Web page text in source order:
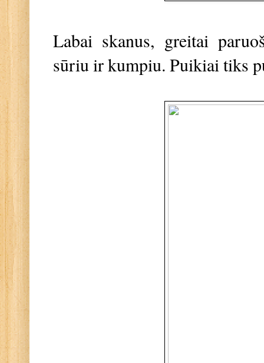
Labai skanus, greitai
sūriu ir kumpiu. Puikiai tiks